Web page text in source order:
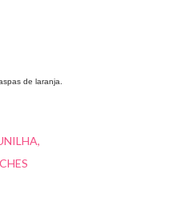
de laranja.